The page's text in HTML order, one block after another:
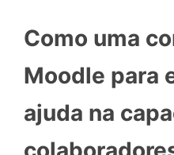
Como uma
Moodle para
ajuda na